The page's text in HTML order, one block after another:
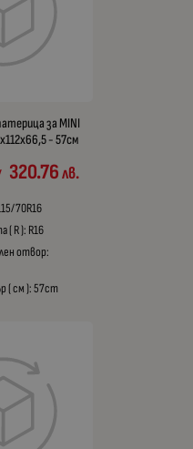
за MINI
- 57см
320.76лв.
70R16
( R ): R16
отвор:
( см ): 57cm